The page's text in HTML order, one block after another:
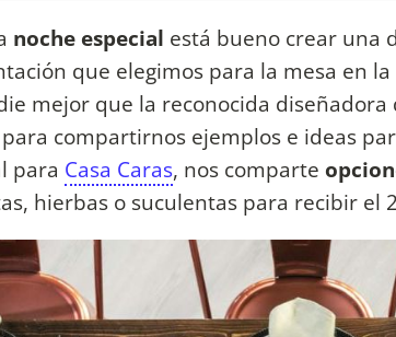
noche especial está bueno crear una
que elegimos para la mesa en
mejor que la reconocida
para compartirnos ejemplos e ideas
para Casa Caras, nos comparte
hierbas o suculentas para recibir el